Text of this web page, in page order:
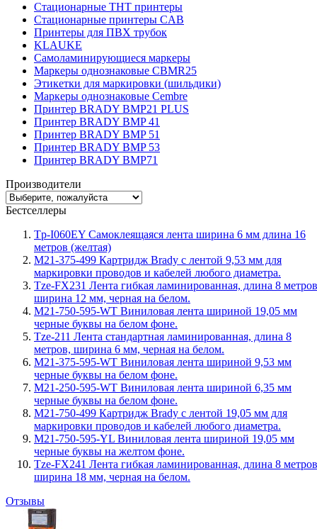
Стационарные THT принтеры
Стационарные принтеры CAB
Принтеры для ПВХ трубок
KLAUKE
Самоламинирующиеся маркеры
Маркеры однознаковые CBMR25
Этикетки для маркировки (шильдики)
Маркеры однознаковые Cembre
Принтер BRADY BMP21 PLUS
Принтер BRADY BMP 41
Принтер BRADY BMP 51
Принтер BRADY BMP 53
Принтер BRADY BMP71
Производители
Бестселлеры
Tp-I060EY Самоклеящаяся лента ширина 6 мм длина 16
метров (желтая)
M21-375-499 Картридж Brady с лентой 9,53 мм для
маркировки проводов и кабелей любого диаметра.
Tze-FX231 Лента гибкая ламинированная, длина 8
ширина 12 мм, черная на белом.
M21-750-595-WT Виниловая лента шириной 19,05 мм
черные буквы на белом фоне.
Tze-211 Лента стандартная ламинированная, длина 8
метров, ширина 6 мм, черная на белом.
M21-375-595-WT Виниловая лента шириной 9,53 мм
черные буквы на белом фоне.
M21-250-595-WT Виниловая лента шириной 6,35 мм
черные буквы на белом фоне.
M21-750-499 Картридж Brady с лентой 19,05 мм для
маркировки проводов и кабелей любого диаметра.
M21-750-595-YL Виниловая лента шириной 19,05 мм
черные буквы на желтом фоне.
Tze-FX241 Лента гибкая ламинированная, длина 8
ширина 18 мм, черная на белом.
Отзывы